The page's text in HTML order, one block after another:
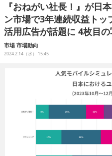
企業動向
人材育成
産業政策
eスポーツ
『おねがい社長！』が日
ン市場で3年連続収益ト
活用広告が話題に 4枚目
市場 市場動向
2024.2.14（水） 15:45